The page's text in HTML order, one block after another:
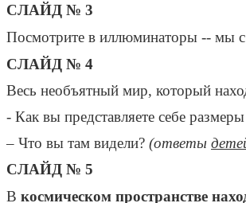
СЛАЙД № 3
Посмотрите в иллюминаторы -- мы с
СЛАЙД № 4
Весь необъятный мир, который
- Как вы представляете себе
– Что вы там видели? (ответы
СЛАЙД № 5
В космическом пространстве